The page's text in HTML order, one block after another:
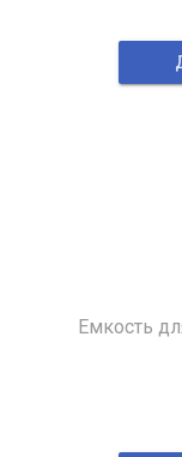
Емкость